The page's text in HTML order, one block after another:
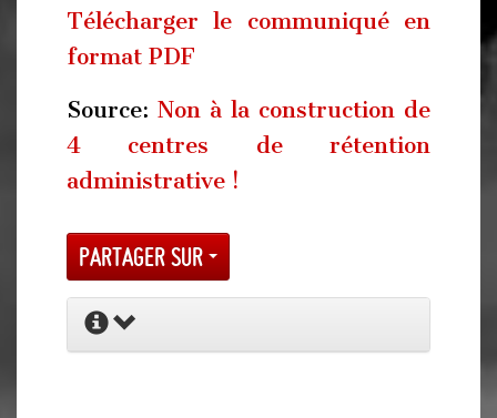
Télécharger le communiqué en
format PDF
Source: Non à la construction de
4 centres de rétention
administrative !
Partager sur